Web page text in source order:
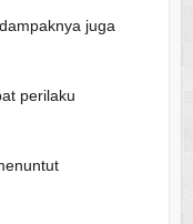
juga
perilaku